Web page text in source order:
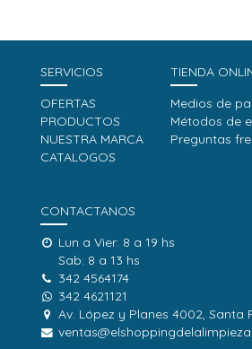
SERVICIOS
OFERTAS
PRODUCTOS
NUESTRA MARCA
CATALOGOS
TIENDA
Medios de
Métodos de
Preguntas
CONTACTANOS
Lun a Vier: 8 a 19 hs
Sab: 8 a 13 hs
342 4564174
342 4621121
Av. López y Planes 4002, Santa